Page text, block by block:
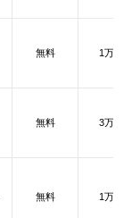
無料 1万～
無料 3万～
無料 1万～